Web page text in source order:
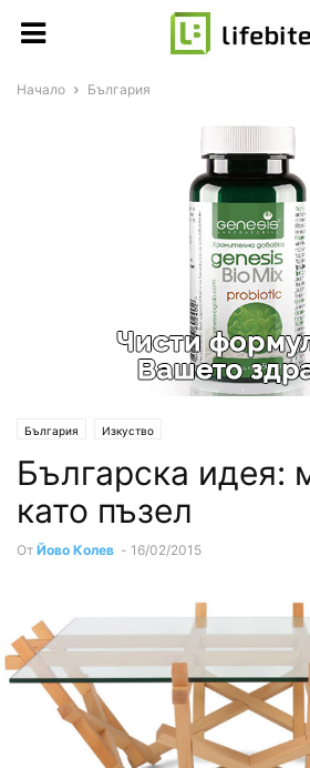
Начало България
България Изкуство
Българска идея:
като пъзел
От Йово Колев - 16/02/2015